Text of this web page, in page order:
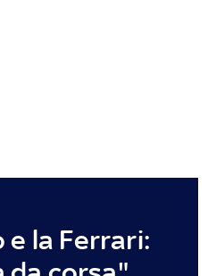
la Ferrari: